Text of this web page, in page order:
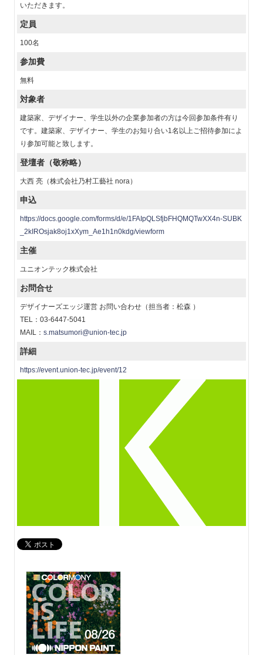
いただきます。
定員
100名
参加費
無料
対象者
建築家、デザイナー、学生以外の企業参加者の方は今回参加条件有り
です。建築家、デザイナー、学生のお知り合い1名以上ご招待参加によ
り参加可能と致します。
登壇者（敬称略）
大西 亮（株式会社乃村工藝社 nora）
申込
https://docs.google.com/forms/d/e/1FAIpQLSfjbFHQMQTwXX4n-SUBK
_2kIROsjak8oj1xXym_Ae1h1n0kdg/viewform
主催
ユニオンテック株式会社
お問合せ
デザイナーズエッジ運営 お問い合わせ（担当者：松森 ）
TEL：03-6447-5041
MAIL： s.matsumori@union-tec.jp
詳細
https://event.union-tec.jp/event/12